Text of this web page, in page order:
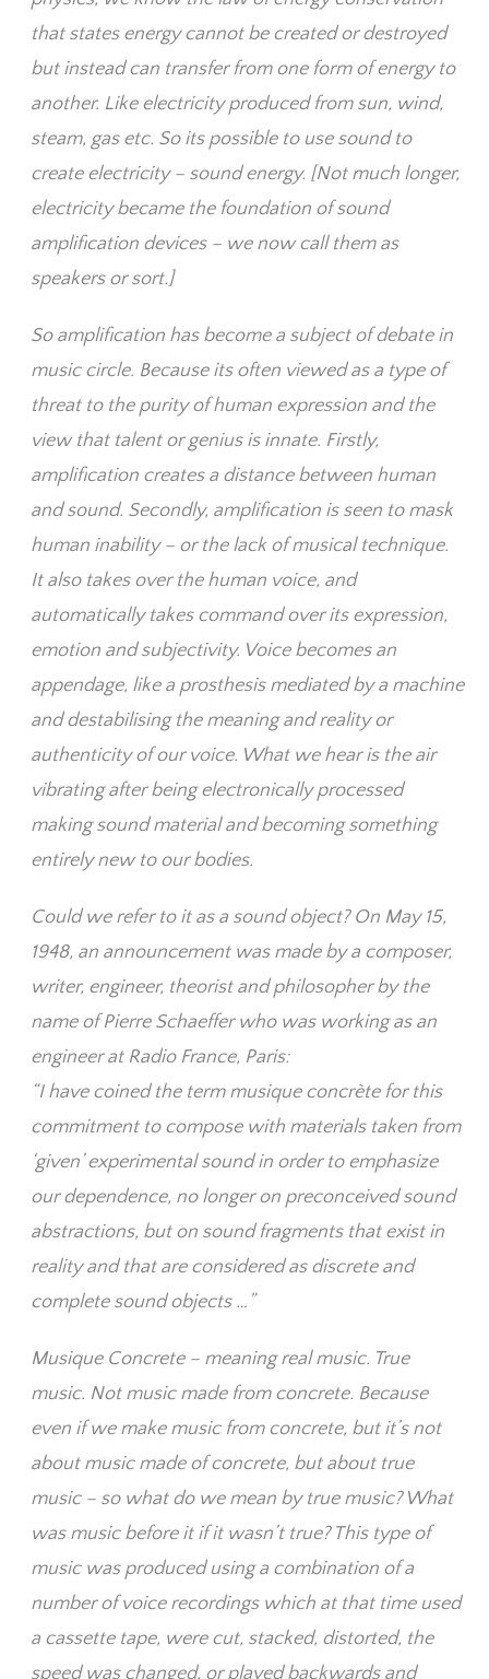
that states energy cannot be created or destroyed
but instead can transfer from one form of energy to
another. Like electricity produced from sun, wind,
steam, gas etc. So its possible to use sound to
create electricity – sound energy. [Not much longer,
electricity became the foundation of sound
amplification devices – we now call them as
speakers or sort.]
So amplification has become a subject of debate in
music circle. Because its often viewed as a type of
threat to the purity of human expression and the
view that talent or genius is innate. Firstly,
amplification creates a distance between human
and sound. Secondly, amplification is seen to mask
human inability – or the lack of musical technique.
It also takes over the human voice, and
automatically takes command over its expression,
emotion and subjectivity. Voice becomes an
appendage, like a prosthesis mediated by a machine
and destabilising the meaning and reality or
authenticity of our voice. What we hear is the air
vibrating after being electronically processed
making sound material and becoming something
entirely new to our bodies.
Could we refer to it as a sound object? On May 15,
1948, an announcement was made by a composer,
writer, engineer, theorist and philosopher by the
name of Pierre Schaeffer who was working as an
engineer at Radio France, Paris:
“I have coined the term musique concrète for this
commitment to compose with materials taken from
‘given’ experimental sound in order to emphasize
our dependence, no longer on preconceived sound
abstractions, but on sound fragments that exist in
reality and that are considered as discrete and
complete sound objects …”
Musique Concrete – meaning real music. True
music. Not music made from concrete. Because
even if we make music from concrete, but it’s not
about music made of concrete, but about true
music – so what do we mean by true music? What
was music before it if it wasn’t true? This type of
music was produced using a combination of a
number of voice recordings which at that time used
a cassette tape, were cut, stacked, distorted, the
speed was changed, or played backwards and